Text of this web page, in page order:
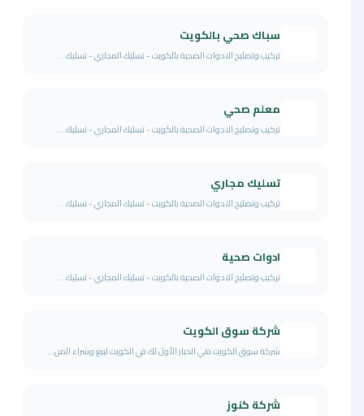
سباك صحي بالكويت
تركيب وتصليح الادوات الصحية بالكويت - تسليك المجاري - تسليك ...
معلم صحي
تركيب وتصليح الادوات الصحية بالكويت - تسليك المجاري - تسليك ...
تسليك مجاري
تركيب وتصليح الادوات الصحية بالكويت - تسليك المجاري - تسليك ...
ادوات صحية
تركيب وتصليح الادوات الصحية بالكويت - تسليك المجاري - تسليك ...
شركة سوق الكويت
شركة سوق الكويت هي الخيار الأول لك في الكويت لبيع وشراء المن...
شركة كنوز